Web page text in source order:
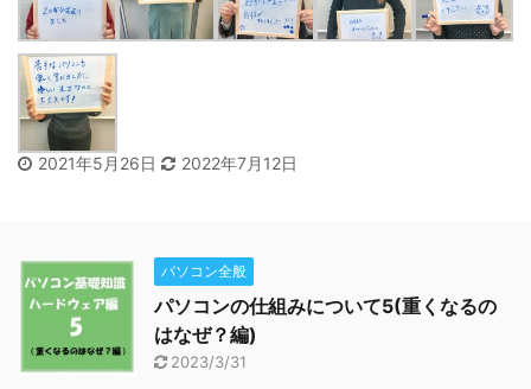
2021年5月26日 2022年7月12日
パソコン全般
パソコンの仕組みについて5(重くなるの
はなぜ？編)
2023/3/31